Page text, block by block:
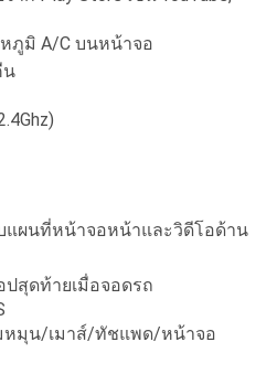
ภูมิ A/C บนหน้าจอ
น
บแผนที่หน้าจอหน้าและวิดีโอด้าน
ปสุดท้ายเมื่อจอดรถ
หมุน/เมาส์/ทัชแพด/หน้าจอ